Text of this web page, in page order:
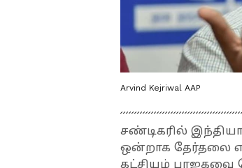
Arvind Kejriwal AAP
சண்டிகரில்
ஒன்றாக தேர்தலை
கட்சியும் பாஜகவை